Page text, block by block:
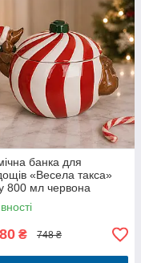
банка для
«Весела такса»
800 мл червона
₴ 748 ₴